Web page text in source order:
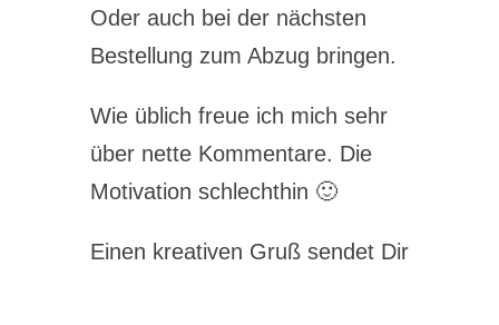
Oder auch bei der nächsten
Bestellung zum Abzug bringen.
Wie üblich freue ich mich sehr
über nette Kommentare. Die
Motivation schlechthin 🙂
Einen kreativen Gruß sendet Dir